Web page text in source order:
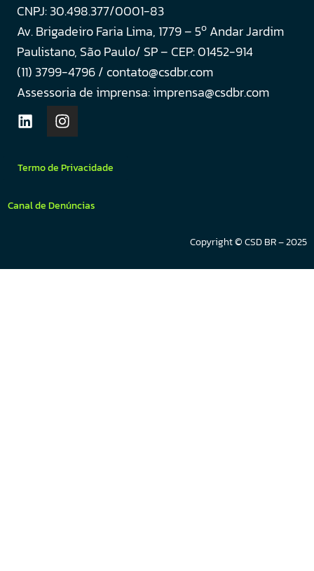
CNPJ: 30.498.377/0001-83
Av. Brigadeiro Faria Lima, 1779 – 5o Andar Jardim
Paulistano, São Paulo/ SP – CEP: 01452-914
(11) 3799-4796 / contato@csdbr.com
Assessoria de imprensa: imprensa@csdbr.com
Termo de Privacidade
Canal de Denúncias
Copyright © CSD BR – 2025